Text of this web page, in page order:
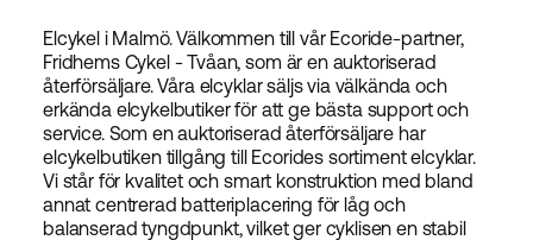
Elcykel i Malmö. Välkommen till vår Ecoride-partner,
Fridhems Cykel - Tvåan, som är en auktoriserad
återförsäljare. Våra elcyklar säljs via välkända och
erkända elcykelbutiker för att ge bästa support och
service. Som en auktoriserad återförsäljare har
elcykelbutiken tillgång till Ecorides sortiment elcyklar.
Vi står för kvalitet och smart konstruktion med bland
annat centrerad batteriplacering för låg och
balanserad tyngdpunkt, vilket ger cyklisen en stabil